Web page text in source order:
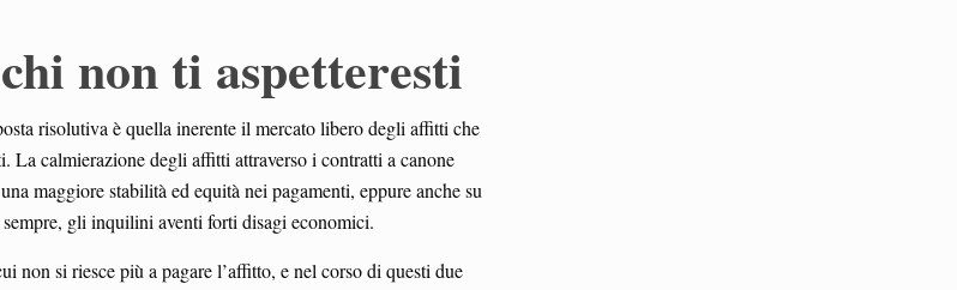
non ti aspetteresti
risolutiva è quella inerente il mercato libero degli affitti che
La calmierazione degli affitti attraverso i contratti a canone
maggiore stabilità ed equità nei pagamenti, eppure anche su
gli inquilini aventi forti disagi economici.
non si riesce più a pagare l’affitto, e nel corso di questi due